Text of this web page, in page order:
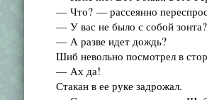
— Что? — рассеянно
— У вас не было с собой зонта?
— А разве идет дождь?
Шиб невольно посмотрел в
— Ах да!
Стакан в ее руке задрожал.